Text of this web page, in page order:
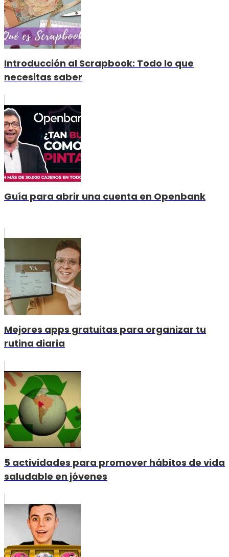
Introducción al Scrapbook: Todo lo que
necesitas saber
Guía para abrir una cuenta en Openbank
Mejores apps gratuitas para organizar tu
rutina diaria
5 actividades para promover hábitos de vida
saludable en jóvenes